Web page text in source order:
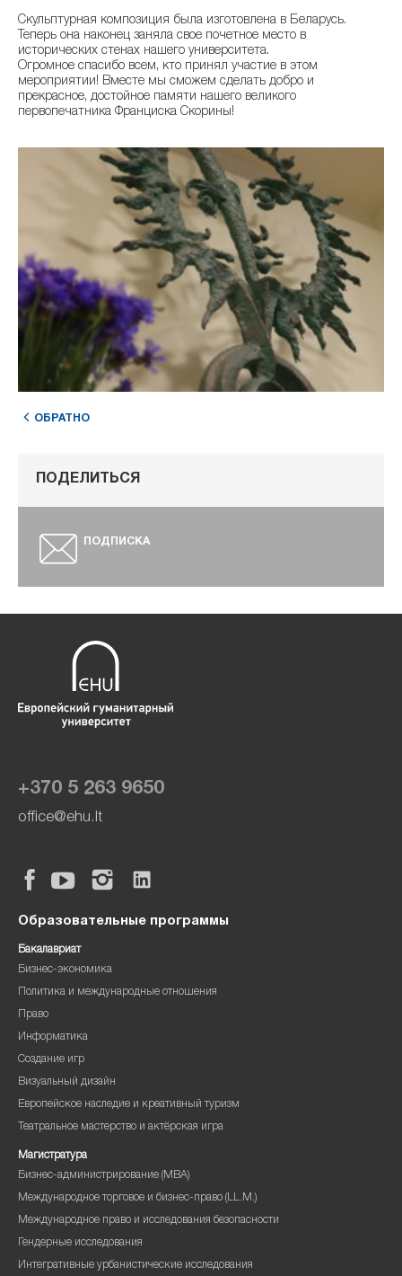
Скульптурная композиция была изготовлена ​​в Беларусь.
Теперь она наконец заняла свое почетное место в
исторических стенах нашего университета.
Огромное спасибо всем, кто принял участие в этом
мероприятии! Вместе мы сможем сделать добро и
прекрасное, достойное памяти нашего великого
первопечатника Франциска Скорины!
ОБРАТНО
ПОДЕЛИТЬСЯ
ПОДПИСКА
+370 5 263 9650
office@ehu.lt
Образовательные программы
Бакалавриат
Бизнес-экономика
Политика и международные отношения
Право
Информатика
Создание игр
Визуальный дизайн
Европейское наследие и креативный туризм
Театральное мастерство и актёрская игра
Магистратура
Бизнес-администрирование (MBA)
Международное торговое и бизнес-право (LL.M.)
Международное право и исследования безопасности
Гендерные исследования
Интегративные урбанистические исследования